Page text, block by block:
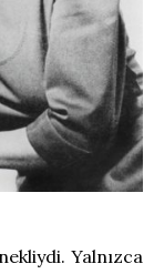
Yalnızca